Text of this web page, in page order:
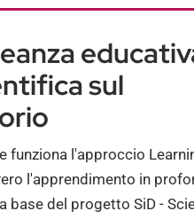
sul
funziona l'approccio
l'apprendimento in
base del progetto SiD -